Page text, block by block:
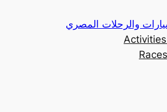
والرحلات المصري
Activities